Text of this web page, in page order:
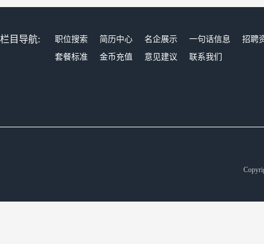
栏目导航: 职位搜索 简历中心 名企展示 一句话信息
招聘
套餐标准
金币充值 意见建议 联系我们